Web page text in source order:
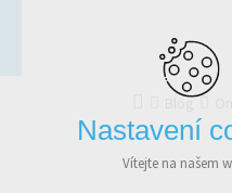
Blog
Nastavení
Vítejte na našem